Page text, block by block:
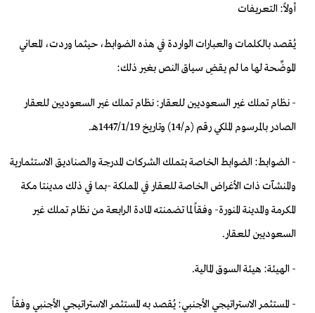
أولاً: التعريفات
يُقصد بالكلمات والعبارات الواردة في هذه الضوابط، حيثما وردت، المعاني
الموضِّحة لها ما لم يقضِ سياق النص بغير ذلك:
- نظام تملك غير السعوديين للعقار: نظام تملك غير السعوديين للعقار
الصادر بالمرسوم الملكي رقم (م/14) وتاريخ 19/‏1‏/1447هـ.
- الضوابط: الضوابط الخاصة بتملك الشركات المدرجة والصناديق الاستثمارية
والمنشآت ذات الأغراض الخاصة للعقار في المملكة -بما في ذلك مدينتا مكة
المكرمة والمدينة المنورة- وفقاً لما تضمنته المادة الرابعة من نظام تملك غير
السعوديين للعقار.
- الهيئة: هيئة السوق المالية.
- المستثمر الاستراتيجي الأجنبي: يُقصد به المستثمر الاستراتيجي الأجنبي وفقاً